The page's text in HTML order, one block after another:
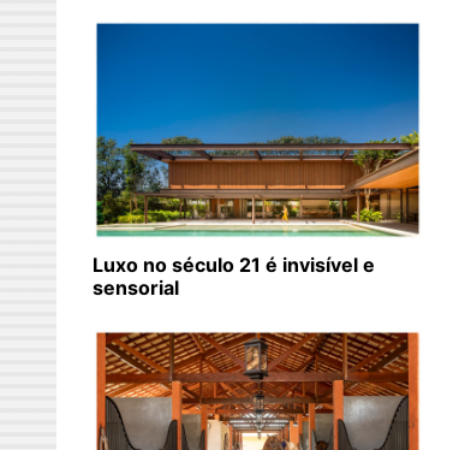
Luxo no século 21 é invisível e
sensorial